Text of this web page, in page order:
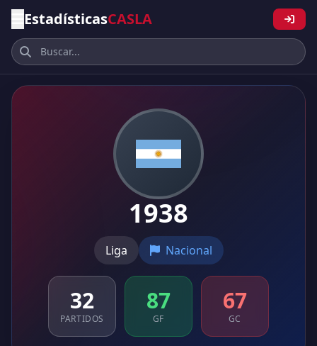
EstadísticasCASLA
1938
Liga Nacional
32
PARTIDOS
87
GF
67
GC